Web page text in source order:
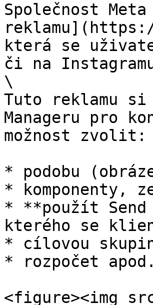
Společnost
která se
či na
\
Tuto reklamu
Manageru pro
možnost zvolit:
* podobu
* komponenty,
* **použít Send
kterého se
* cílovou
* rozpočet apod.
<figure><img